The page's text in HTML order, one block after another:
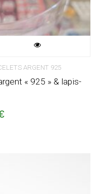
ARGENT 925
« 925 » & lapis-